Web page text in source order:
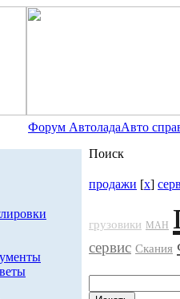
Форум АвтоладаАвто
Поиск
продажи [x]
грузовики МАН
сервис Скания